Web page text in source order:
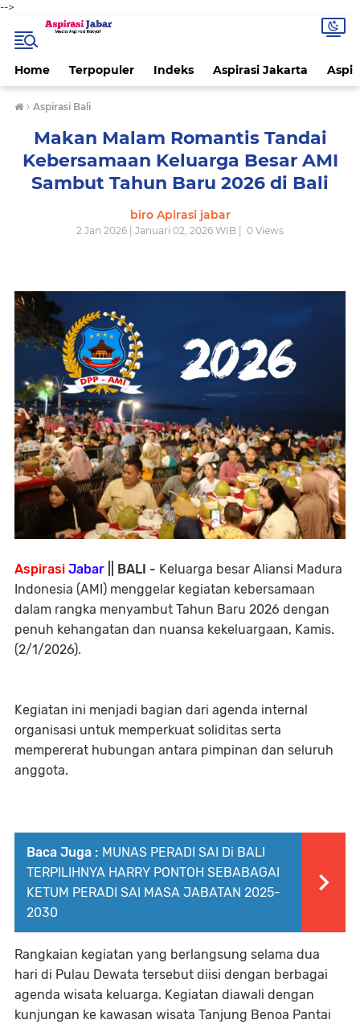
-->
Home Terpopuler Indeks Aspirasi Jakarta
› Aspirasi Bali
Makan Malam Romantis Tandai
Kebersamaan Keluarga Besar AMI
Sambut Tahun Baru 2026 di Bali
biro Apirasi jabar
2 Jan 2026 | Januari 02, 2026 WIB | 0 Views
Aspirasi Jabar || BALI - Keluarga besar Aliansi Madura
Indonesia (AMI) menggelar kegiatan kebersamaan
dalam rangka menyambut Tahun Baru 2026 dengan
penuh kehangatan dan nuansa kekeluargaan, Kamis.
(2/1/2026).
Kegiatan ini menjadi bagian dari agenda internal
organisasi untuk memperkuat soliditas serta
mempererat hubungan antara pimpinan dan seluruh
anggota.
Baca Juga : MUNAS PERADI SAI Di BALI
TERPILIHNYA HARRY PONTOH SEBABAGAI
KETUM PERADI SAI MASA JABATAN 2025-
2030
Rangkaian kegiatan yang berlangsung selama dua
hari di Pulau Dewata tersebut diisi dengan berbagai
agenda wisata keluarga. Kegiatan diawali dengan
kunjungan ke kawasan wisata Tanjung Benoa Pantai